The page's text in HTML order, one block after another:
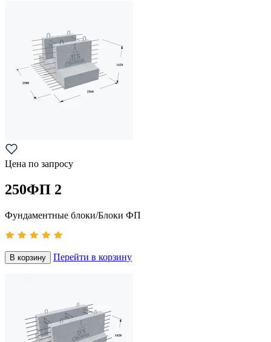
Цена по запросу
250ФП 2
Фундаментные блоки/Блоки ФП
В корзину Перейти в корзину